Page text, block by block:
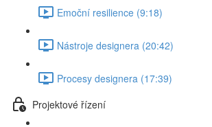
Emoční resilience (9:18)
Nástroje designera (20:42)
Procesy designera (17:39)
Projektové řízení